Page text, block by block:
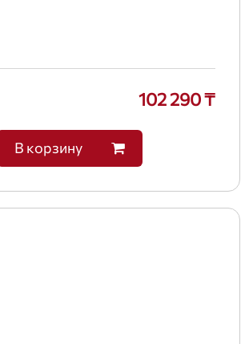
102 290 ₸
В корзину